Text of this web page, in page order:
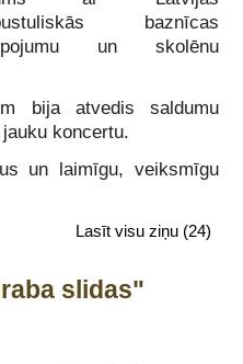
baznīcas
un skolēnu
bija atvedis saldumu
koncertu.
un laimīgu, veiksmīgu
Lasīt visu ziņu (24)
slidas"